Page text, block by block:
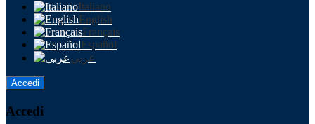
Italiano
English
Français
Español
عربى
Accedi
Accedi